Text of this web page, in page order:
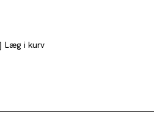
Læg i kurv